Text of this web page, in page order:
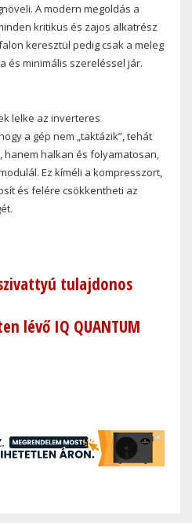
A modern megoldás a
kritikus és zajos alkatrész
keresztül pedig csak a meleg
és minimális szereléssel jár.
lelke az inverteres
a gép nem „taktázik”, tehát
hanem halkan és folyamatosan,
Ez kíméli a kompresszort,
és felére csökkentheti az
tulajdonos
lévő IQ QUANTUM